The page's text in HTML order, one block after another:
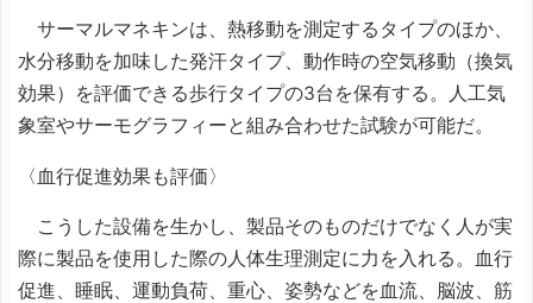
サーマルマネキンは、熱移動を測定するタイプのほか、
水分移動を加味した発汗タイプ、動作時の空気移動（換気
効果）を評価できる歩行タイプの3台を保有する。人工気
象室やサーモグラフィーと組み合わせた試験が可能だ。
〈血行促進効果も評価〉
こうした設備を生かし、製品そのものだけでなく人が実
際に製品を使用した際の人体生理測定に力を入れる。血行
促進、睡眠、運動負荷、重心、姿勢などを血流、脳波、筋